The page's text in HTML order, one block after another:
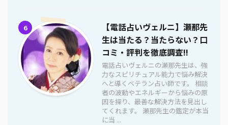
6
【電話占いヴェルニ】瀬那先
生は当たる？当たらない？口
コミ・評判を徹底調査!!
電話占いヴェルニの瀬那先生は、強
力なスピリチュアル能力で悩み解決
へと導くベテラン占い師です。 相談
者の波動やエネルギーから悩みの原
因を探り、最善な解決方法を見出し
てくれます。 瀬那先生の鑑定が本当
に当 ...